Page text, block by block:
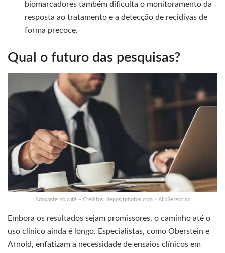
biomarcadores também dificulta o monitoramento da
resposta ao tratamento e a detecção de recidivas de
forma precoce.
Qual o futuro das pesquisas?
Adoçante no café – Créditos: depositphotos.com / AllaSerebrina
Embora os resultados sejam promissores, o caminho até o
uso clínico ainda é longo. Especialistas, como Oberstein e
Arnold, enfatizam a necessidade de ensaios clínicos em